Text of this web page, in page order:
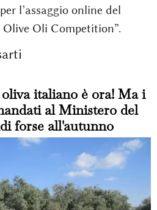
l’assaggio online del
Oli Competition”.
italiano è ora! Ma i
al Ministero del
forse all'autunno